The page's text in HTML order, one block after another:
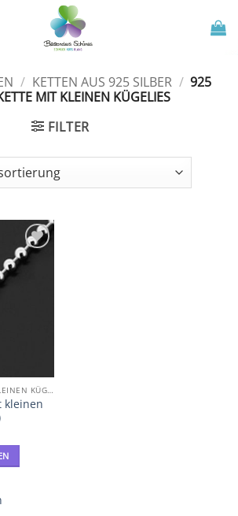
/ KETTEN AUS 925 SILBER / 925
MIT KLEINEN KÜGELIES
FILTER
Zur
925 SILBER KETTE MIT KLEINEN KÜGELIES
kleinen